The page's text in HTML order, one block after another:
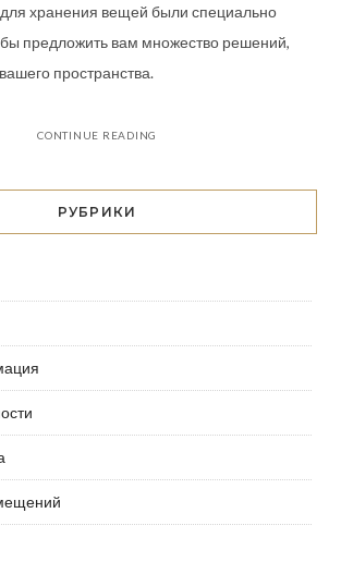
хранения вещей были специально
предложить вам множество решений,
пространства.
CONTINUE READING
РУБРИКИ